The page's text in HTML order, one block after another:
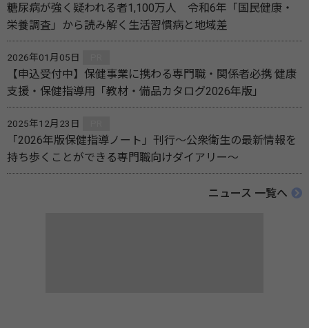
糖尿病が強く疑われる者1,100万人 令和6年「国民健康・
栄養調査」から読み解く生活習慣病と地域差
2026年01月05日
【申込受付中】保健事業に携わる専門職・関係者必携 健康
支援・保健指導用「教材・備品カタログ2026年版」
2025年12月23日
「2026年版保健指導ノート」刊行～公衆衛生の最新情報を
持ち歩くことができる専門職向けダイアリー～
ニュース 一覧へ